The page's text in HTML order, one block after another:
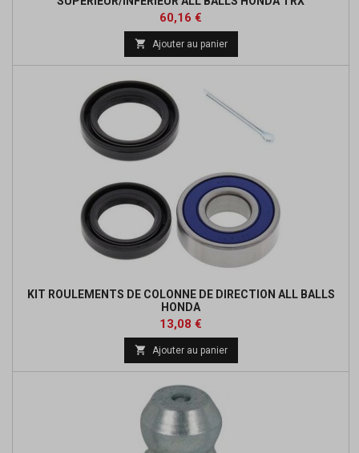
Prix
60,16 €
base
 Ajouter au panier
KIT ROULEMENTS DE COLONNE DE DIRECTION ALL BALLS
HONDA
Prix
13,08 €
base
 Ajouter au panier